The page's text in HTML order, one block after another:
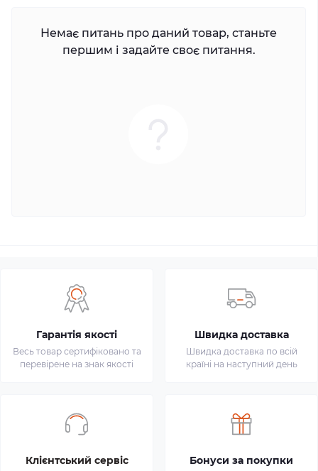
Немає питань про даний товар, станьте
першим і задайте своє питання.
Гарантія якості
Весь товар сертифіковано та
перевірене на знак якості
Швидка доставка
Швидка доставка по всій
країні на наступний день
Клієнтський сервіс Бонуси за покупки